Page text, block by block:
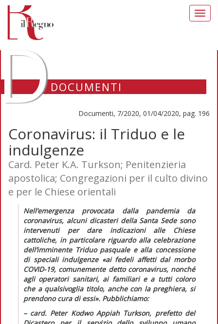
DOCUMENTI
Documenti, 7/2020, 01/04/2020, pag. 196
Coronavirus: il Triduo e le
indulgenze
Card. Peter K.A. Turkson; Penitenzieria
apostolica; Congregazioni per il culto divino
e per le Chiese orientali
Nell’emergenza provocata dalla pandemia da
coronavirus, alcuni dicasteri della Santa Sede sono
intervenuti per dare indicazioni alle Chiese
cattoliche, in particolare riguardo alla celebrazione
dell’imminente Triduo pasquale e alla concessione
di speciali indulgenze «ai fedeli affetti dal morbo
COVID-19, comunemente detto coronavirus, nonché
agli operatori sanitari, ai familiari e a tutti coloro
che a qualsivoglia titolo, anche con la preghiera, si
prendono cura di essi». Pubblichiamo:
– card. Peter Kodwo Appiah Turkson, prefetto del